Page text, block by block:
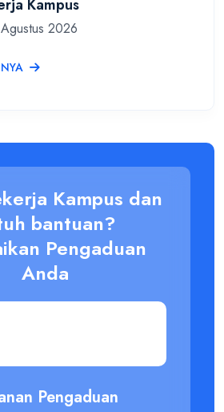
Kampus
2026
Kampus dan
bantuan?
Pengaduan
Anda
Pengaduan